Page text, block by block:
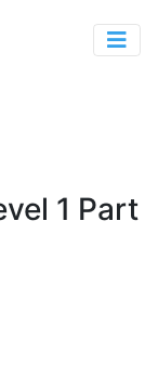
1 Part